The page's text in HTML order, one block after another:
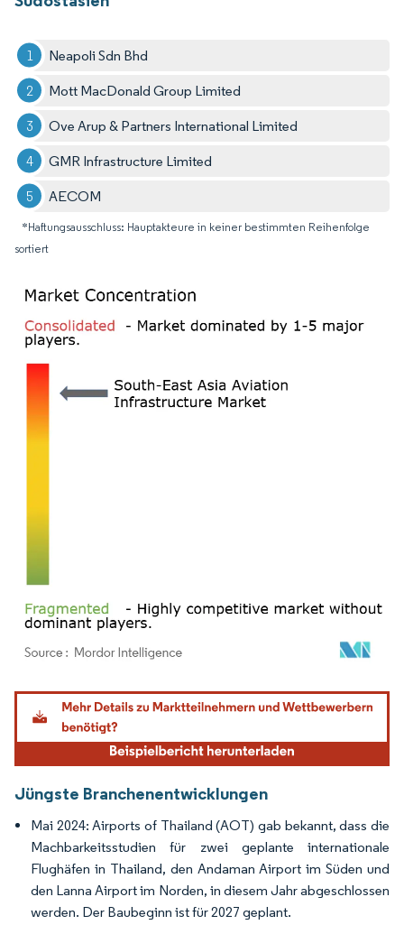
Neapoli Sdn Bhd
Mott MacDonald Group Limited
Ove Arup & Partners International Limited
GMR Infrastructure Limited
AECOM
*Haftungsausschluss: Hauptakteure in keiner bestimmten Reihenfolge
sortiert
Bild © Mordor Intelligence. Wiederverwendung erfordert Namensnennung gemäß
Jüngste Branchenentwicklungen
Mai 2024: Airports of Thailand (AOT) gab bekannt, dass die
Machbarkeitsstudien für zwei geplante internationale
Flughäfen in Thailand, den Andaman Airport im Süden und
den Lanna Airport im Norden, in diesem Jahr abgeschlossen
werden. Der Baubeginn ist für 2027 geplant.